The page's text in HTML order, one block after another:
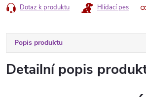
Dotaz k produktu Hlídací pes
Popis produktu
Detailní popis